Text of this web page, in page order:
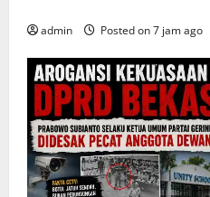
admin Posted on 7 jam ago